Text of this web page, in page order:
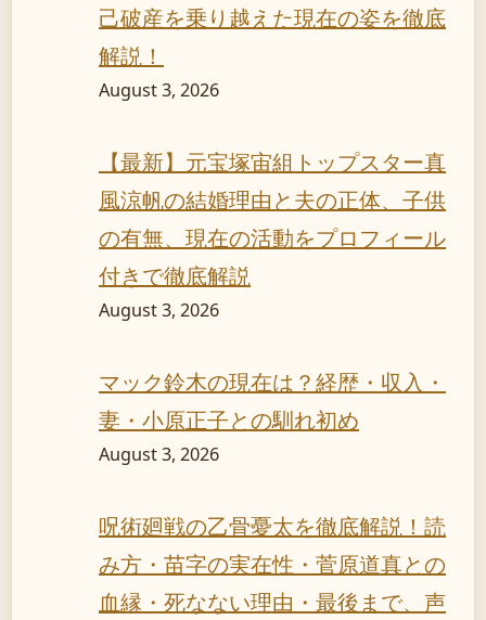
己破産を乗り越えた現在の姿を徹底
解説！
August 3, 2026
【最新】元宝塚宙組トップスター真
風涼帆の結婚理由と夫の正体、子供
の有無、現在の活動をプロフィール
付きで徹底解説
August 3, 2026
マック鈴木の現在は？経歴・収入・
妻・小原正子との馴れ初め
August 3, 2026
呪術廻戦の乙骨憂太を徹底解説！読
み方・苗字の実在性・菅原道真との
血縁・死なない理由・最後まで、声